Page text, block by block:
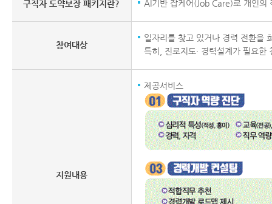
구직자 도약보장 패키지란? AI기반 잡케어(Job Care)로 개인의
참여대상
일자리를 찾고 있거나 경력 전환을
특히, 진로지도· 경력설계가 필요
지원내용
제공서비스